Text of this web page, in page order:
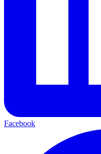
Facebook